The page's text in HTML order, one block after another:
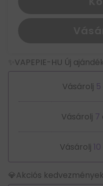
✨VAPEPIE-HU Új
Vásárolj 5
Vásárolj 7
Vásárolj 10
💎Akciós